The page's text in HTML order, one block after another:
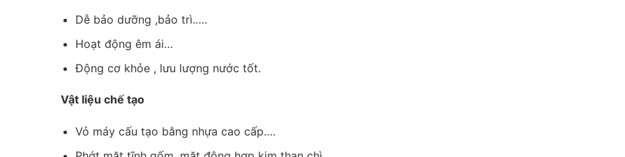
Dễ bảo dưỡng ,bảo trì.….
Hoạt động êm ái…
Động cơ khỏe , lưu lượng nước tốt.
Vật liệu chế tạo
Vỏ máy cấu tạo bằng nhựa cao cấp….